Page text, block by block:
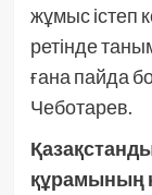
жұмыс істеп
ретінде
ғана пайда
Чеботарев.
құрамының